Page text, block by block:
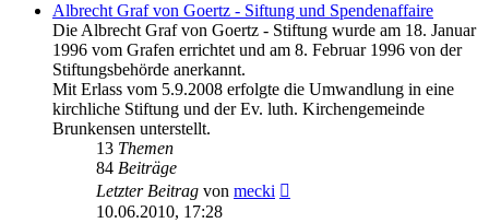
Albrecht Graf von Goertz - Siftung und Spendenaffaire
Die Albrecht Graf von Goertz - Stiftung wurde am 18. Januar
1996 vom Grafen errichtet und am 8. Februar 1996 von der
Stiftungsbehörde anerkannt.
Mit Erlass vom 5.9.2008 erfolgte die Umwandlung in eine
kirchliche Stiftung und der Ev. luth. Kirchengemeinde
Brunkensen unterstellt.
13 Themen
84 Beiträge
Letzter Beitrag von mecki
10.06.2010, 17:28